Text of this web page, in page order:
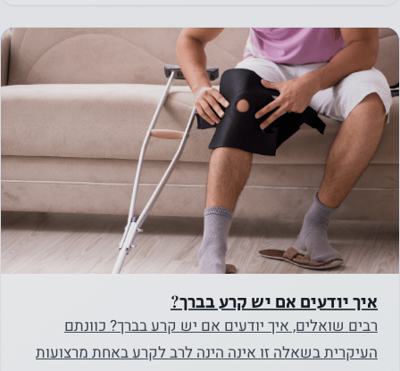
איך יודעים אם יש קרע בברך?
רבים שואלים, איך יודעים אם יש קרע בברך? כוונתם
העיקרית בשאלה זו אינה הינה לרב לקרע באחת מרצועות
נחוץ
עוגיות אלו
אינן
אופציונליות.
הם נחוצים
כדי שהאתר
סטטיסטיקה